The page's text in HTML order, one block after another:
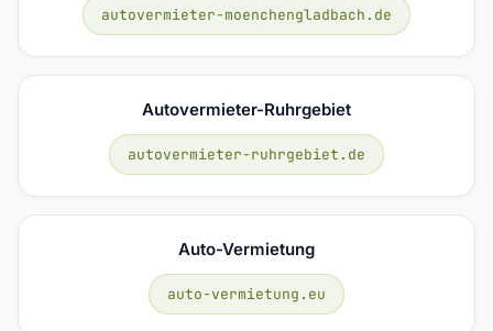
autovermieter-moenchengladbach.de
Autovermieter-Ruhrgebiet
autovermieter-ruhrgebiet.de
Auto-Vermietung
auto-vermietung.eu